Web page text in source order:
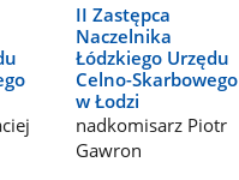
II Zastępca
Naczelnika
Łódzkiego Urzędu
Celno-Skarbowego
w Łodzi
nadkomisarz Piotr
Gawron